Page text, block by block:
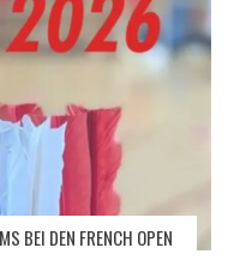
BEI DEN FRENCH OPEN